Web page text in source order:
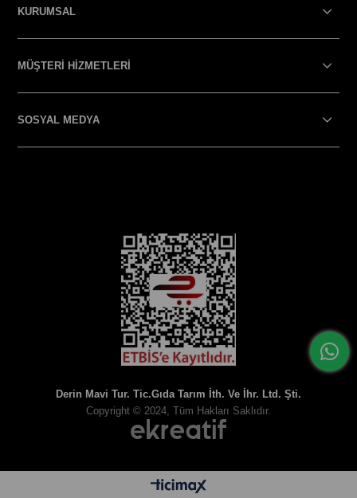
KURUMSAL
MÜŞTERİ HİZMETLERİ
SOSYAL MEDYA
Derin Mavi Tur. Tic.Gıda Tarım İth. Ve İhr. Ltd. Şti.
Copyright © 2024, Tüm Hakları Saklıdır.